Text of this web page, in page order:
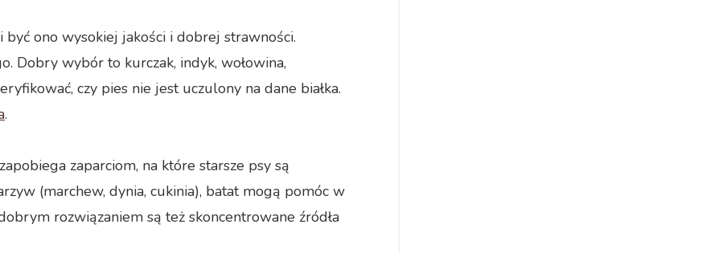
ono wysokiej jakości i dobrej strawności.
Dobry wybór to kurczak, indyk, wołowina,
czy pies nie jest uczulony na dane białka.
.
zaparciom, na które starsze psy są
(marchew, dynia, cukinia), batat mogą pomóc w
rozwiązaniem są też skoncentrowane źródła